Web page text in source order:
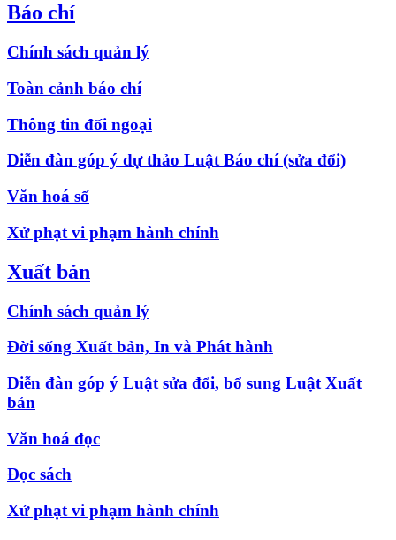
Báo chí
Chính sách quản lý
Toàn cảnh báo chí
Thông tin đối ngoại
Diễn đàn góp ý dự thảo Luật Báo chí (sửa đổi)
Văn hoá số
Xử phạt vi phạm hành chính
Xuất bản
Chính sách quản lý
Đời sống Xuất bản, In và Phát hành
Diễn đàn góp ý Luật sửa đổi, bổ sung Luật Xuất
bản
Văn hoá đọc
Đọc sách
Xử phạt vi phạm hành chính